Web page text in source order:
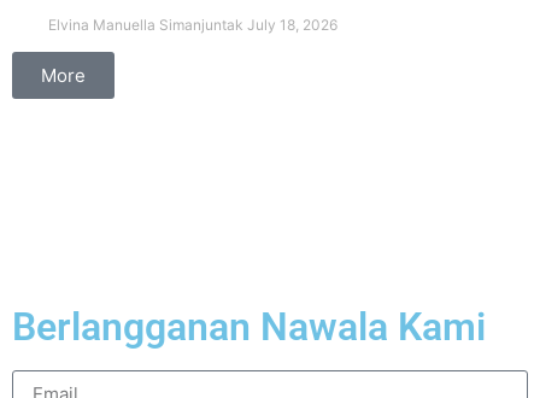
Elvina Manuella Simanjuntak July 18, 2026
More
Berlangganan Nawala Kami